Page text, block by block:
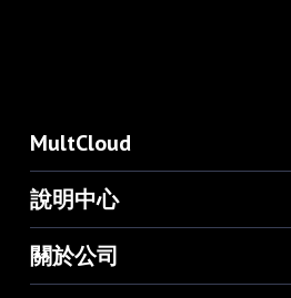
MultCloud
說明中心
關於公司